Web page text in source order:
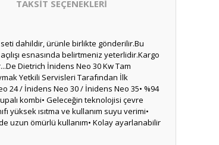
TAKSİT SEÇENEKLERİ
dahildir, ürünle birlikte gönderilir.Bu
esnasında belirtmeniz yeterlidir.Kargo
Dietrich İnidens Neo 30 Kw Tam
Yetkili Servisleri Tarafından İlk
24 / İnidens Neo 30 / İnidens Neo 35• %94
kombi• Geleceğin teknolojisi çevre
yüksek ısıtma ve kullanım suyu verimi•
uzun ömürlü kullanım• Kolay ayarlanabilir